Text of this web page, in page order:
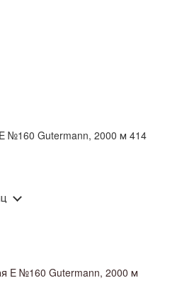
№160 Gutermann, 2000 м 414